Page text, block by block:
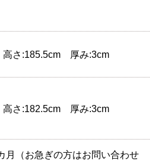
さ:185.5cm 厚み:3cm
さ:182.5cm 厚み:3cm
月（お急ぎの方はお問い合わせ